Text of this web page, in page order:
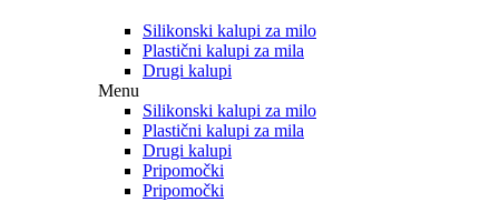
Silikonski kalupi za milo
Plastični kalupi za mila
Drugi kalupi
Menu
Silikonski kalupi za milo
Plastični kalupi za mila
Drugi kalupi
Pripomočki
Pripomočki